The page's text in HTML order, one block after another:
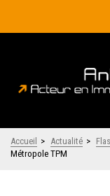
Accueil > Actualité >
Métropole TPM